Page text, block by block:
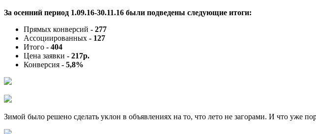
За осенний период 1.09.16-30.11.16 были подведены следующие итоги:
Прямых конверсий - 277
Ассоциированных - 127
Итого - 404
Цена заявки - 217р.
Конверсия - 5,8%
Зимой было решено сделать уклон в объявлениях на то, что лето не загорами. И что уже